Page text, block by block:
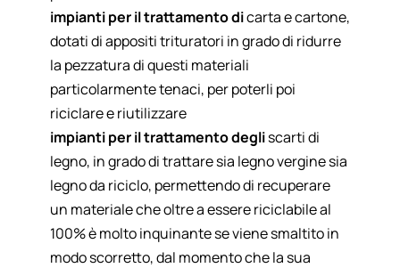
impianti per il trattamento dicarta e cartone,
dotati di appositi trituratori in grado di ridurre
la pezzatura di questi materiali
particolarmente tenaci, per poterli poi
riciclare e riutilizzare
impianti per il trattamento degliscarti di
legno, in grado di trattare sia legno vergine sia
legno da riciclo, permettendo di recuperare
un materiale che oltre a essere riciclabile al
100% è molto inquinante se viene smaltito in
modo scorretto, dal momento che la sua